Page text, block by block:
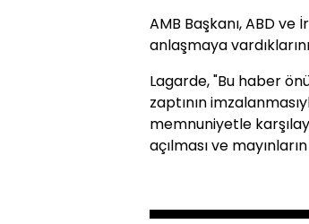
AMB Başkanı, ABD ve
anlaşmaya
Lagarde, "Bu haber
zaptının
memnuniyetle
açılması ve